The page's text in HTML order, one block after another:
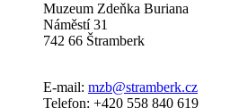
Muzeum Zdeňka Buriana
Náměstí 31
742 66 Štramberk
E-mail: mzb@stramberk.cz
Telefon: +420 558 840 619